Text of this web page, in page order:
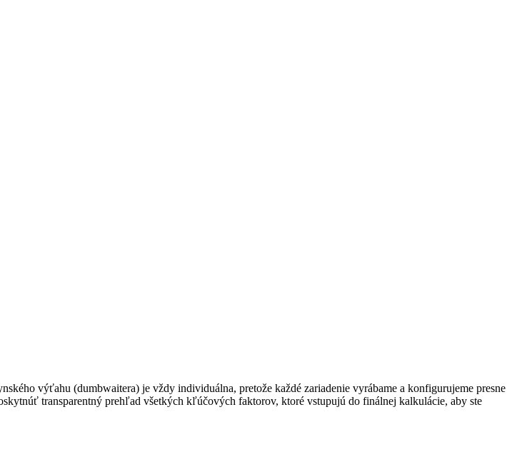
výťahu (dumbwaitera) je vždy individuálna, pretože každé zariadenie vyrábame a konfigurujeme presne
transparentný prehľad všetkých kľúčových faktorov, ktoré vstupujú do finálnej kalkulácie, aby ste